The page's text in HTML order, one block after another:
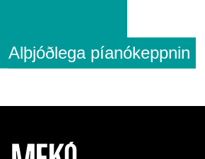
Alþjóðlega píanókeppnin